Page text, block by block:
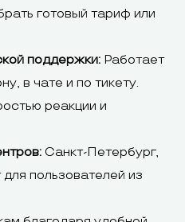
готовый тариф или
поддержки: Работает
в чате и по тикету.
реакции и
Санкт-Петербург,
пользователей из